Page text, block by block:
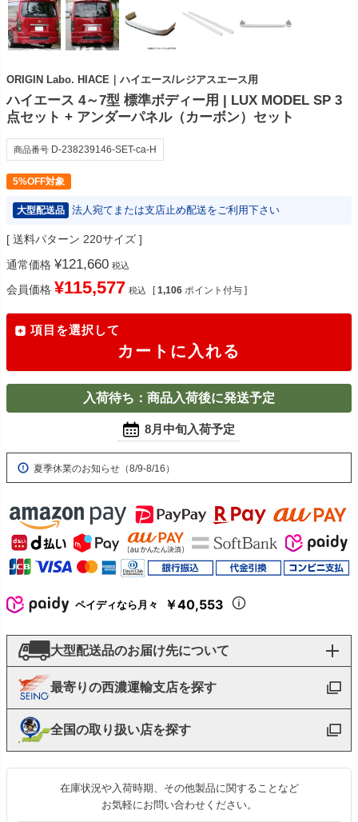
ORIGIN Labo. HIACE｜ハイエース/レジアスエース用
ハイエース 4～7型 標準ボディー用 | LUX MODEL SP 3
点セット + アンダーパネル（カーボン）セット
商品番号 D-238239146-SET-ca-H
5%OFF対象
大型配送品 法人宛てまたは支店止め配送をご利用下さい
送料パターン 220サイズ
通常価格 ¥121,660 税込
会員価格 ¥115,577 税込 [ 1,106 ポイント付与 ]
項目を選択して
カートに入れる
入荷待ち：商品入荷後に発送予定
8月中旬入荷予定
夏季休業のお知らせ（8/9-8/16）
ペイディなら月々 ￥40,553
大型配送品のお届け先について
最寄りの西濃運輸支店を探す
全国の取り扱い店を探す
在庫状況や入荷時期、その他製品に関することなど
お気軽にお問い合わせください。